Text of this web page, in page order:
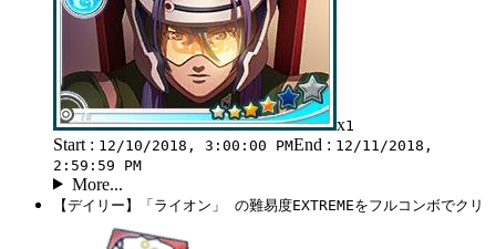
x1
Start : 12/10/2018, 3:00:00 PMEnd : 12/11/2018,
2:59:59 PM
More...
【デイリー】「ライオン」 の難易度EXTREMEをフルコンボでクリ